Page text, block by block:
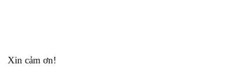
Xin cảm ơn!